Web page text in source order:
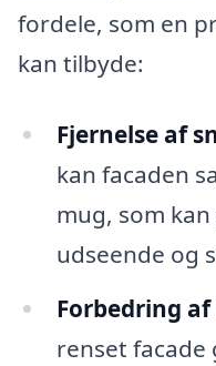
fordele, som en
kan tilbyde:
Fjernelse af
kan facaden
mug, som
udseende og
Forbedring
renset facade